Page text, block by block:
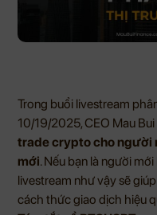
Trong buổi livestream
10/19/2025, CEO Mau
trade crypto cho người
mới. Nếu bạn là người
livestream như vậy sẽ
cách thức giao dịch hiệu